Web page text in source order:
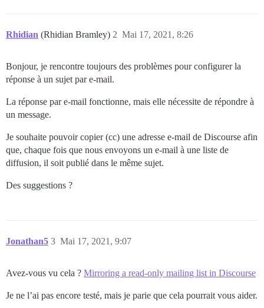
Rhidian (Rhidian Bramley) Mai 17, 2021, 8:26
2
Bonjour, je rencontre toujours des problèmes pour configurer la
réponse à un sujet par e-mail.
La réponse par e-mail fonctionne, mais elle nécessite de répondre à
un message.
Je souhaite pouvoir copier (cc) une adresse e-mail de Discourse afin
que, chaque fois que nous envoyons un e-mail à une liste de
diffusion, il soit publié dans le même sujet.
Des suggestions ?
Jonathan5 Mai 17, 2021, 9:07
3
Avez-vous vu cela ? Mirroring a read-only mailing list in Discourse
Je ne l’ai pas encore testé, mais je parie que cela pourrait vous aider.